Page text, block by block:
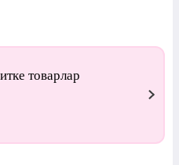
товарлар